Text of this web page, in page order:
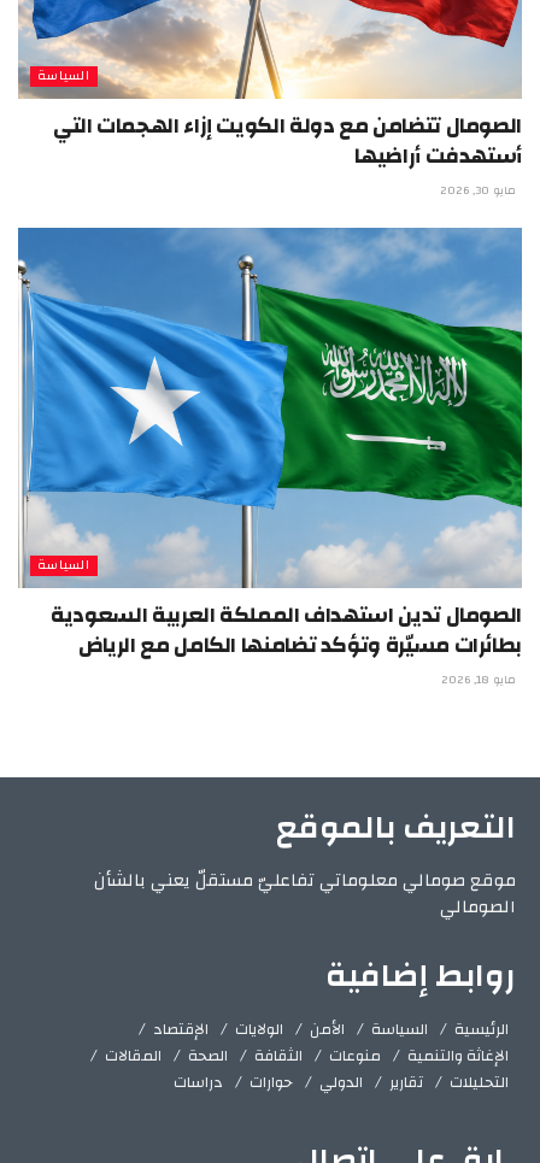
السياسة
الصومال تتضامن مع دولة الكويت إزاء الهجمات التي
أستهدفت أراضيها
مايو 30, 2026
السياسة
الصومال تدين استهداف المملكة العربية السعودية
بطائرات مسيّرة وتؤكد تضامنها الكامل مع الرياض
مايو 18, 2026
التعريف بالموقع
موقع صومالي معلوماتي تفاعليّ مستقلّ يعني بالشأن
الصومالي
روابط إضافية
الرئيسية السياسة الأمن الولايات
الإقتصاد
الإغاثة والتنمية
منوعات الثقافة الصحة
المقالات
التحليلات
تقارير الدولي حوارات دراسات